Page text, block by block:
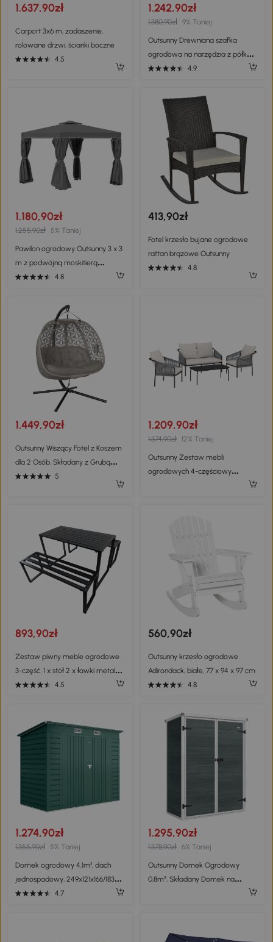
1.637,90zł
Carport 3x6 m, zadaszenie,
rolowane drzwi, ścianki boczne
4.5
1.242,90zł
1.380,90zł 9% Taniej
Outsunny Drewniana szafka
ogrodowa na narzędzia z półką,
oknami z akrylu, zamykanymi
asfaltu i panelem wentylacyjnym
4.9
1.180,90zł
1.255,90zł 5% Taniej
Pawilon ogrodowy Outsunny 3 x 3
m z podwójną moskitierą
dachową, aluminium, ciemnoszary
4.8
413,90zł
Fotel krzesło bujane ogrodowe
rattan brązowe Outsunny
4.8
1.449,90zł
Outsunny Wiszący Fotel z Koszem
dla 2 Osób, Składany z Grubą
Poduszką, Uchwytami na Napoje i
5
1.209,90zł
1.374,90zł 12% Taniej
Outsunny Zestaw mebli
ogrodowych 4-częściowy
893,90zł
Zestaw piwny meble ogrodowe
3-część. 1 x stół 2 x ławki metal
czarny 110 x 55 x 70 cm Outsunny
4.5
560,90zł
Outsunny krzesło ogrodowe
Adirondack, białe, 77 x 94 x 97 cm
4.8
1.274,90zł
1.355,90zł 5% Taniej
Domek ogrodowy 4,1m³, dach
jednospadowy, 249x121x166/183
cm Zielony 4.7
1.295,90zł
1.378,90zł 6% Taniej
Outsunny Domek Ogrodowy
0,8m², Składany Domek na